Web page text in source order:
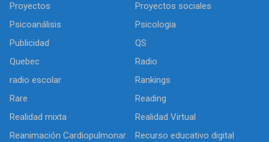
Proyectos
Proyectos sociales
Psicoanálisis
Psicologia
Publicidad
QS
Quebec
Radio
radio escolar
Rankings
Rare
Reading
Realidad mixta
Realidad Virtual
Reanimación Cardiopulmonar
Recurso educativo digital